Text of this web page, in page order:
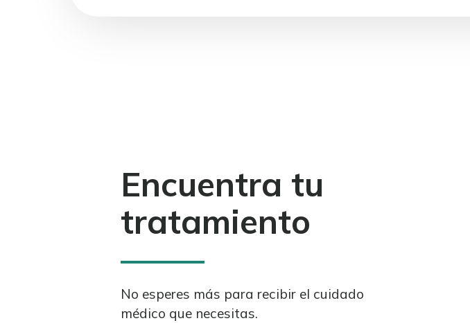
Encuentra tu
tratamiento
No esperes más para recibir el cuidado
médico que necesitas.